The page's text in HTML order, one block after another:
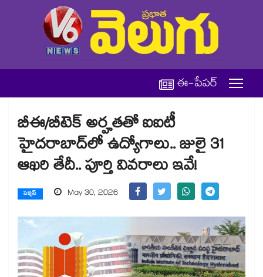
ఈ-పేపర్
బీఈ/బీటెక్ అర్హతతో ఐఐటీ
హైదరాబాద్‌లో ఉద్యోగాలు.. జులై 31
ఆఖరి తేదీ.. పూర్తి వివరాలు ఇవే!
సక్సెస్ May 30, 2026